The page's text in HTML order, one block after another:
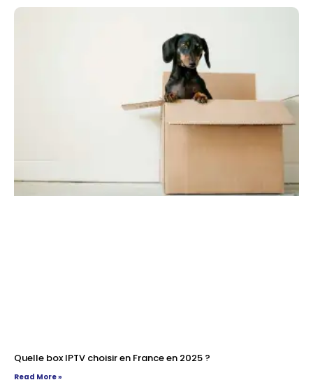
Quelle box IPTV choisir en France en 2025 ?
Read More »